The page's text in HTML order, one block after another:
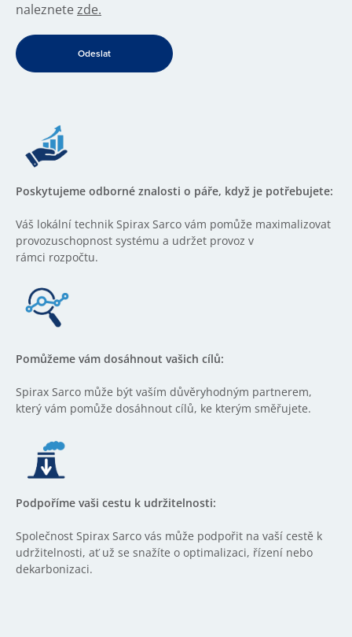
naleznetezde.
Poskytujeme odborné znalosti o páře, když je potřebujete:
Váš lokální technik Spirax Sarco vám pomůže maximalizovat
provozuschopnost systému a udržet provoz v
rámci rozpočtu.
Pomůžeme vám dosáhnout vašich cílů:
Spirax Sarco může být vaším důvěryhodným partnerem,
který vám pomůže dosáhnout cílů, ke kterým směřujete.
Podpoříme vaši cestu k udržitelnosti:
Společnost Spirax Sarco vás může podpořit na vaší cestě k
udržitelnosti, ať už se snažíte o optimalizaci, řízení nebo
dekarbonizaci.